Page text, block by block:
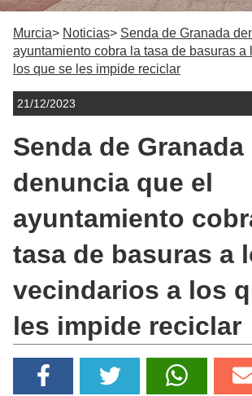
Murcia Noticias
Senda de Granada
ayuntamiento cobra la tasa de basuras a
los que se les impide reciclar
21/12/2023
Senda de Granada
denuncia que el
ayuntamiento
tasa de basuras a
vecindarios a los
les impide reciclar